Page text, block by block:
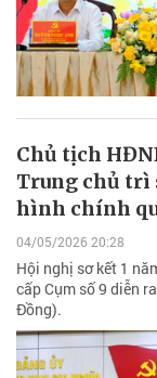
Chủ tịch
Trung chủ trì
hình chính
04/05/2026 20:28
Hội nghị sơ kết 1
cấp Cụm số 9 diễn
Đồng).